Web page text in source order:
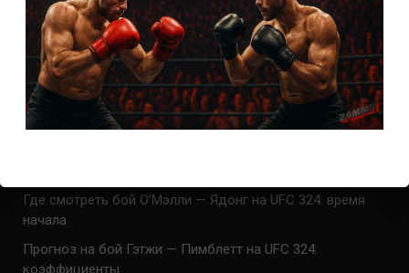
ACA 200 прямая трансляция
Марафон боев UFC 325 прямая трансляция
UFC 324 прямая трансляция
Марафон боев UFC 324 прямая трансляция
Где смотреть бой О’Мэлли — Ядонг на UFC 324: время
начала
Прогноз на бой Гэтжи — Пимблетт на UFC 324:
коэффициенты